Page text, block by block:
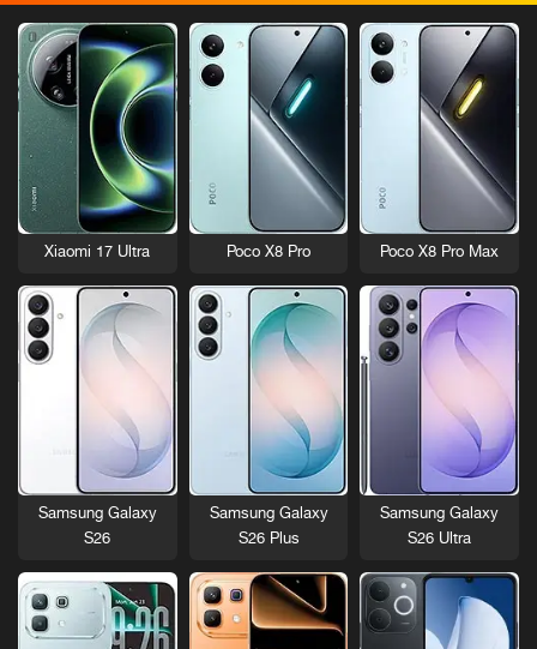
Poco X8 Pro Max
Poco X8 Pro
Xiaomi 17 Ultra
Samsung Galaxy
S26 Ultra
Samsung Galaxy
S26 Plus
Samsung Galaxy
S26